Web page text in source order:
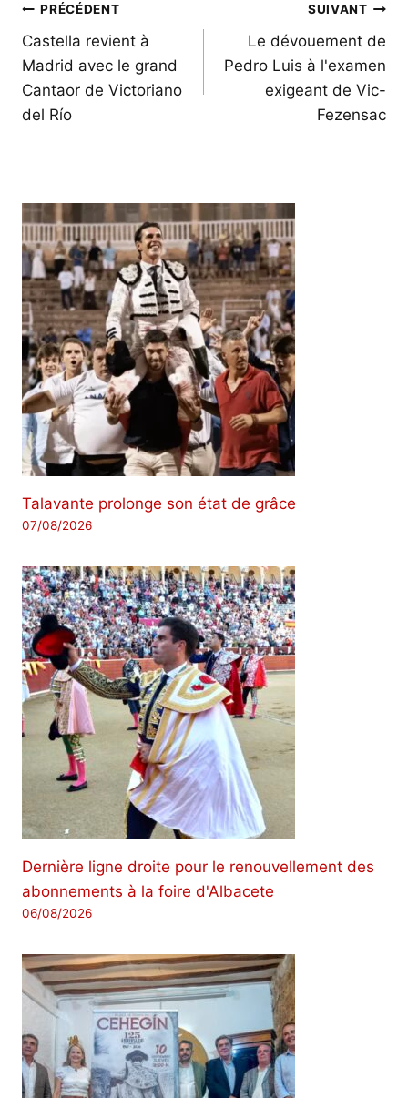
Navigation
de
l’article
PRÉCÉDENT
Castella revient à
Madrid avec le grand
Cantaor de Victoriano
del Río
SUIVANT
Le dévouement de
Pedro Luis à l'examen
exigeant de Vic-
Fezensac
Talavante prolonge son état de grâce
07/08/2026
Dernière ligne droite pour le renouvellement des
abonnements à la foire d'Albacete
06/08/2026